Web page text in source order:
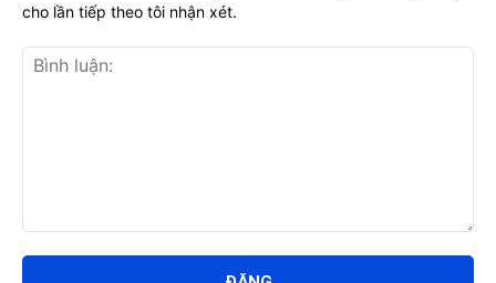
luận:
cho lần tiếp theo tôi nhận xét.